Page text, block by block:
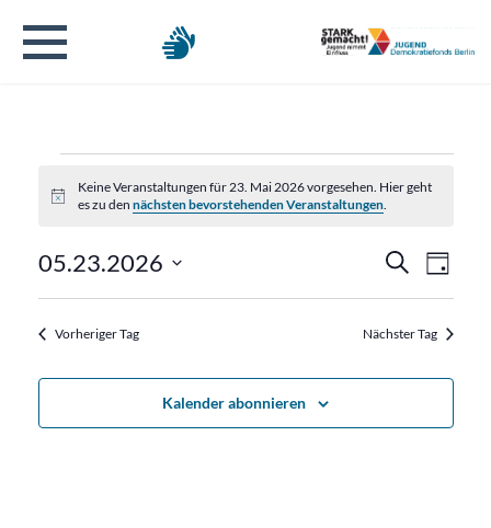
Veranstaltungen
23.
Mai
2026
Hinweis
Keine Veranstaltungen für 23. Mai 2026 vorgesehen. Hier geht
es zu den nächsten bevorstehenden Veranstaltungen.
Suche
und
Suche
Tag
05.23.2026
Datum
Vorheriger Tag Nächster Tag
Kalender abonnieren